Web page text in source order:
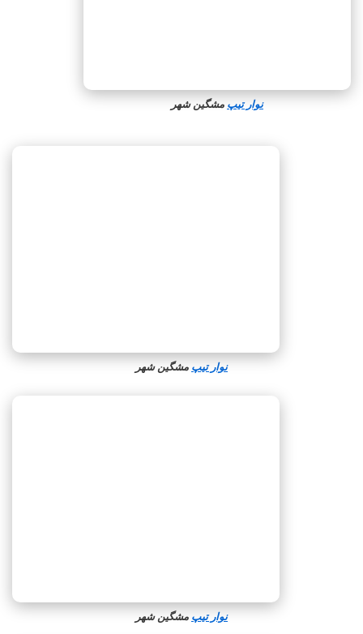
نوار تیپ مشگین‌ شهر
نوار تیپ مشگین‌ شهر
نوار تیپ مشگین‌ شهر